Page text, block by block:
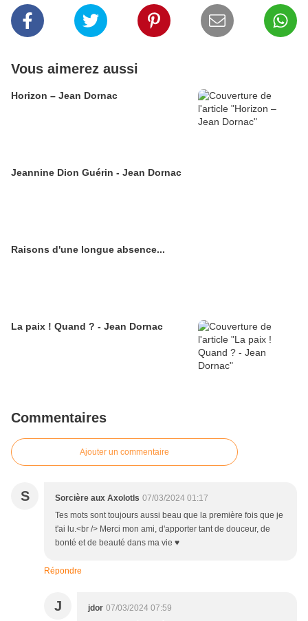
Vous aimerez aussi
Horizon – Jean Dornac
Jeannine Dion Guérin - Jean Dornac
Raisons d'une longue absence...
La paix ! Quand ? - Jean Dornac
Commentaires
Ajouter un commentaire
S Sorcière aux Axolotls 07/03/2024 01:17
Tes mots sont toujours aussi beau que la première fois que je
t'ai lu.<br /> Merci mon ami, d'apporter tant de douceur, de
bonté et de beauté dans ma vie ♥
Répondre
J jdor 07/03/2024 07:59